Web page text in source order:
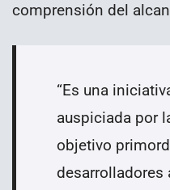
comprensión del
“Es una
auspiciada por
objetivo
desarrolladores